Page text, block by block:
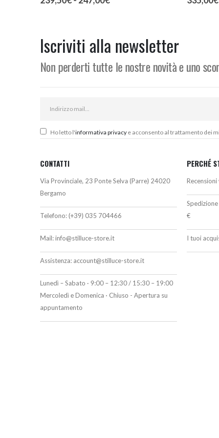
a
247,00€
Iscriviti alla newsletter
Non perderti tutte le nostre novità e uno
Ho letto l'informativa privacy e acconsento al trattamento dei
CONTATTI
Via Provinciale, 23 Ponte Selva (Parre) 24020
Bergamo
Telefono: (+39) 035 704466
Mail:info@stilluce-store.it
Assistenza: account@stilluce-store.it
Lunedì – Sabato · 9:00 – 12:30 / 15:30 – 19:00
Mercoledì e Domenica · Chiuso - Apertura su
appuntamento
PERCHÉ
€
I tuoi